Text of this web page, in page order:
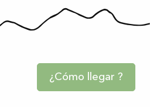
¿Cómo llegar ?